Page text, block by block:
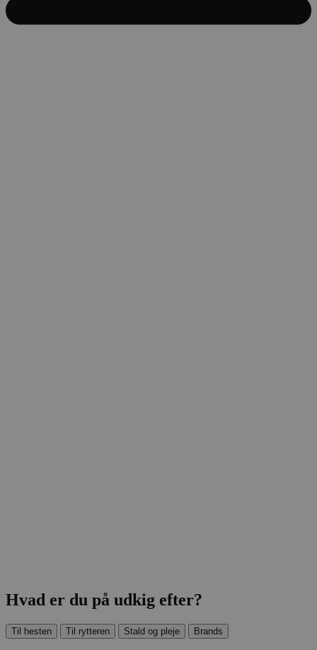
Hvad er du på udkig efter?
Til hesten Til rytteren Stald og pleje Brands